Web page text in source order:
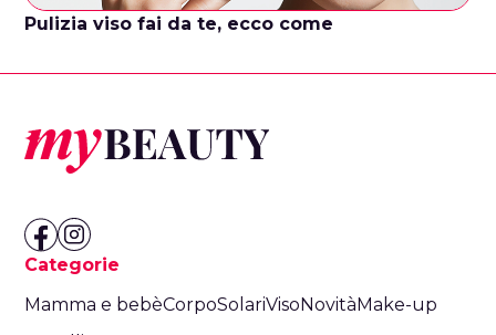
Pulizia viso fai da te, ecco come
Categorie
Mamma e bebèCorpoSolariVisoNovitàMake-up